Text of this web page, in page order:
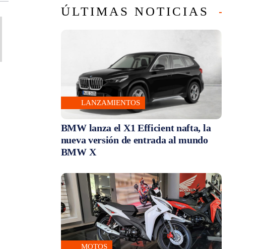
ÚLTIMAS NOTICIAS
LANZAMIENTOS
BMW lanza el X1 Efficient nafta, la
nueva versión de entrada al mundo
BMW X
MOTOS